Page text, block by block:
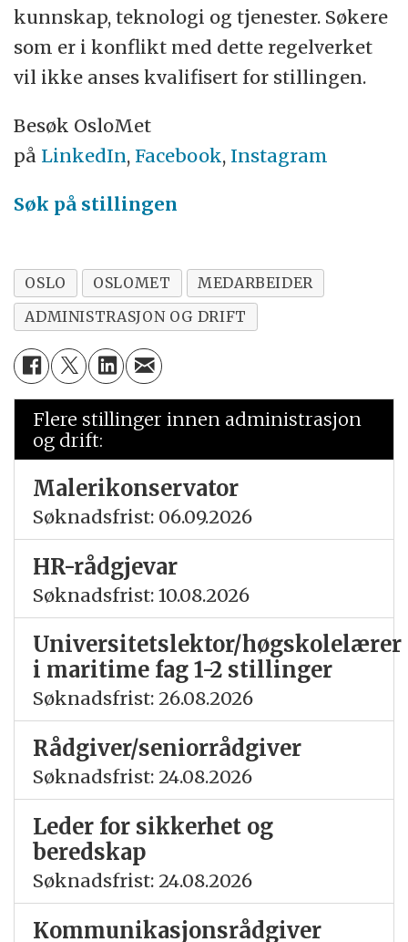
kunnskap, teknologi og tjenester. Søkere
som er i konflikt med dette regelverket
vil ikke anses kvalifisert for stillingen.
Besøk OsloMet
på LinkedIn,Facebook, Instagram
Søk på stillingen
OSLO OSLOMET
MEDARBEIDER
ADMINISTRASJON OG DRIFT
Flere stillinger innen administrasjon
og drift:
Malerikonservator
Søknadsfrist: 06.09.2026
HR-rådgjevar
Søknadsfrist: 10.08.2026
Universitetslektor/høgskolelærer
i maritime fag 1-2 stillinger
Søknadsfrist: 26.08.2026
Rådgiver/seniorrådgiver
Søknadsfrist: 24.08.2026
Leder for sikkerhet og
beredskap
Søknadsfrist: 24.08.2026
Kommunikasjonsrådgiver